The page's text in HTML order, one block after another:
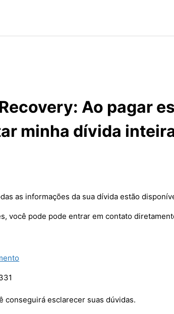
Ao pagar
minha dívida
as informações da sua dívida estão
você pode pode entrar em contato
conseguirá esclarecer suas dúvidas.